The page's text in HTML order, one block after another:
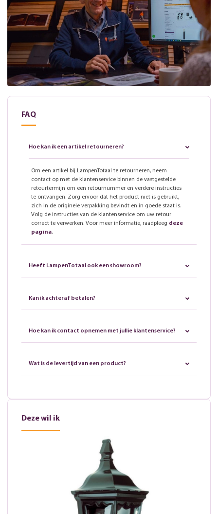
FAQ
Hoe kan ik een artikel retourneren?
Om een artikel bij LampenTotaal te retourneren, neem
contact op met de klantenservice binnen de vastgestelde
retourtermijn om een retournummer en verdere instructies
te ontvangen. Zorg ervoor dat het product niet is gebruikt,
zich in de originele verpakking bevindt en in goede staat is.
Volg de instructies van de klantenservice om uw retour
correct te verwerken. Voor meer informatie, raadpleeg deze
pagina.
Heeft LampenTotaal ook een showroom?
Kan ik achteraf betalen?
Hoe kan ik contact opnemen met jullie klantenservice?
Wat is de levertijd van een product?
Deze wil ik